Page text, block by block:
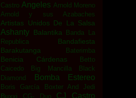
Castro Angeles Arnold Moreno
Arnold y sus Azabaches
Artistas Unidos De La Salsa
Ashanty Balantika
Banda La
Republica
Bandafiesta
Barakutanga
Baterimba
Benicia Cárdenas
Betto
Caicedo
Big Mancilla
Black
Diamond
Bomba Estereo
Boris García Boxter And Jedi
Buxxi CG- Duo CJ Castro